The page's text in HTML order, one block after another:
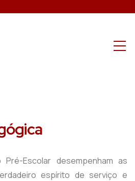
Escolar desempenham as
espírito de serviço e